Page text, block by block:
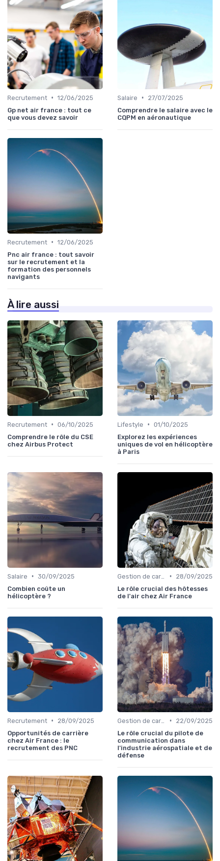
Recrutement • 12/06/2025
Gp net air france : tout ce
que vous devez savoir
Salaire •
27/07/2025
Comprendre le salaire avec le
CQPM en aéronautique
Recrutement • 12/06/2025
Pnc air france : tout savoir
sur le recrutement et la
formation des personnels
navigants
À lire aussi
Recrutement • 06/10/2025
Comprendre le rôle du CSE
chez Airbus Protect
Lifestyle • 01/10/2025
Explorez les expériences
uniques de vol en hélicoptère
à Paris
Salaire • 30/09/2025
Combien coûte un
hélicoptère ?
•
28/09/2025
Le rôle crucial des hôtesses
de l'air chez Air France
Recrutement •
28/09/2025
Opportunités de carrière
chez Air France : le
recrutement des PNC
•
22/09/2025
Le rôle crucial du pilote de
communication dans
l'industrie aérospatiale et de
défense